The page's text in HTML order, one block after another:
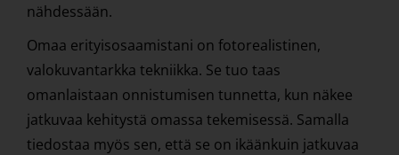
nähdessään.
Omaa erityisosaamistani on fotorealistinen,
valokuvantarkka tekniikka. Se tuo taas
omanlaistaan onnistumisen tunnetta, kun näkee
jatkuvaa kehitystä omassa tekemisessä. Samalla
tiedostaa myös sen, että se on ikäänkuin jatkuvaa